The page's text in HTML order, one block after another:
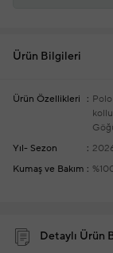
Ürün Bilgileri
Ürün Özellikleri
kollu
Yıl- Sezon
Kumaş ve Bakım
Detaylı Ürün